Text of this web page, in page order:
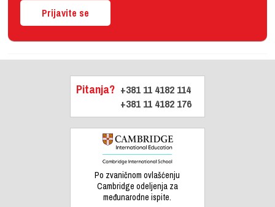
Prijavite se
Pitanja? +381 11 4182 114
+381 11 4182 176
Po zvaničnom ovlašćenju
Cambridge odeljenja za
međunarodne ispite.